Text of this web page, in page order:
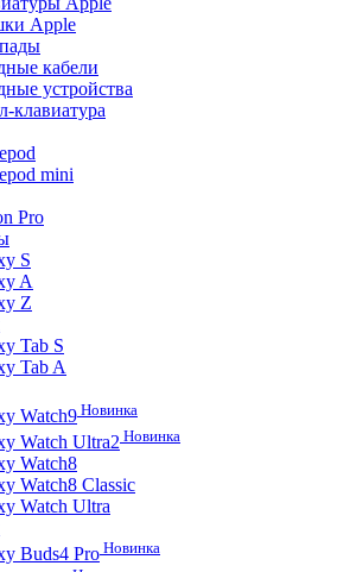
Apple
кабели
устройства
клавиатура
mini
Pro
S
A
Z
Tab S
Tab A
Watch9 Новинка
Watch Ultra2 Новинка
Watch8
Watch8 Classic
Watch Ultra
Buds4 Pro Новинка